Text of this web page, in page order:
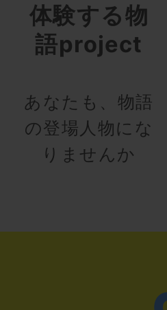
体験する物
語project
あなたも、物語
の登場人物にな
りませんか